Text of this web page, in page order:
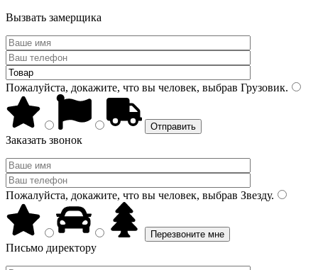
Вызвать замерщика
Пожалуйста, докажите, что вы человек, выбрав Грузовик.
Заказать звонок
Пожалуйста, докажите, что вы человек, выбрав Звезду.
Письмо директору